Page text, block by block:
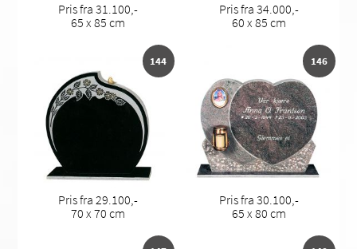
Pris fra 31.100,-
65 x 85 cm
Pris fra 34.000,-
60 x 85 cm
144
Pris fra 29.100,-
70 x 70 cm
146
Pris fra 30.100,-
65 x 80 cm